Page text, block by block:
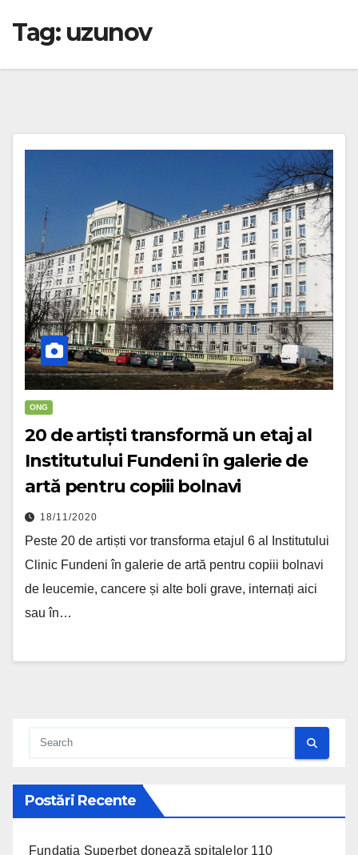
Tag: uzunov
ONG
20 de artiști transformă un etaj al
Institutului Fundeni în galerie de
artă pentru copiii bolnavi
18/11/2020
Peste 20 de artiști vor transforma etajul 6 al Institutului
Clinic Fundeni în galerie de artă pentru copiii bolnavi
de leucemie, cancere și alte boli grave, internați aici
sau în…
Postări Recente
Fundația Superbet donează spitalelor 110